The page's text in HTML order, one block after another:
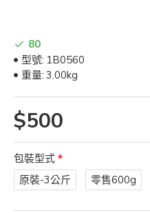
$500
80
型號: 1B0560
重量: 3.00kg
包裝型式
原裝-3公斤
零售600g